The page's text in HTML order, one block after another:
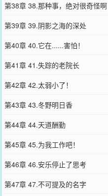
第38章 38.那种事，绝对很奇怪啊
第39章 39.阴影之海的深处
第40章 40.它在......害怕！
第41章 41.失踪的老院长
第42章 42.太弱小了！
第43章 43.冬野明日香
第44章 44.天道酬勤
第45章 45.为我工作吧！
第46章 46.安乐停止了思考
第47章 47.不可提及的名字